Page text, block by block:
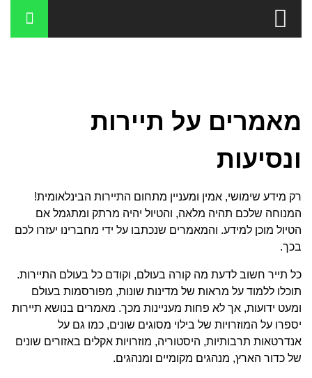
מאמרים על תיירות
ונסיעות
רק מידע שימושי, אמין ומעניין מתחום התיירות הבינלאומית!
המנוחה שלכם תהיה מלאה, והטיול יהיה מרתק ומתגמל אם
הטיול מוכן למידע. והמאמרים שנכתבו על ידי מחברינו יעזרו לכם
בכך.
כל תייר חשוב לדעת מה קורה בעולם, וקודם כל בעולם התיירות.
תוכלו ללמוד על מראות של מדינות שונות, מפורסמות בעולם
ומעט ידועות, אך לא פחות מעניינות מכך. מאמרים בנושא תיירות
יספרו על המוזרויות של בילוי מסוגים שונים, כמו גם על
אנדרטאות תרבותיות, היסטוריה, מוזרויות אקלים באזורים שונים
של כדור הארץ, מנהגים מקומיים ומנהגים.